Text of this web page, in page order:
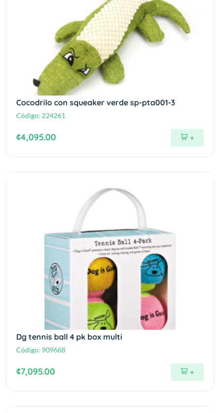
Cocodrilo con squeaker verde sp-pta001-3
Código: 224261
¢4,095.00 +
Dg tennis ball 4 pk box multi
Código: 909668
¢7,095.00 +